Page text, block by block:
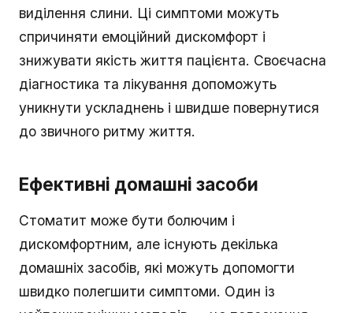
виділення слини. Ці симптоми можуть
спричиняти емоційний дискомфорт і
знижувати якість життя пацієнта. Своєчасна
діагностика та лікування допоможуть
уникнути ускладнень і швидше повернутися
до звичного ритму життя.
Ефективні домашні засоби
Стоматит може бути болючим і
дискомфортним, але існують декілька
домашніх засобів, які можуть допомогти
швидко полегшити симптоми. Один із